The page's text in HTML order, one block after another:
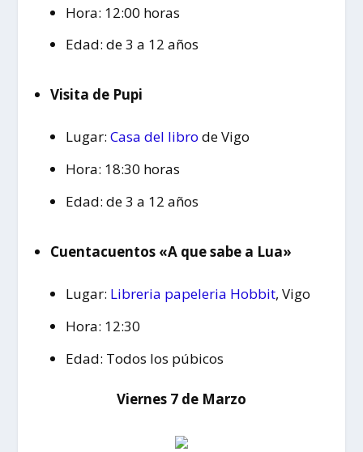
Hora: 12:00 horas
Edad: de 3 a 12 años
Visita de Pupi
Lugar:Casa del libro de Vigo
Hora: 18:30 horas
Edad: de 3 a 12 años
Cuentacuentos «A que sabe a Lua»
Lugar: Libreria papeleria Hobbit, Vigo
Hora: 12:30
Edad: Todos los púbicos
Viernes 7 de Marzo